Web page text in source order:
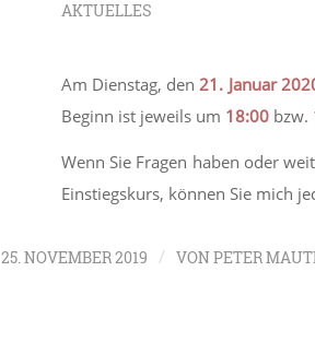
AKTUELLES
Am Dienstag, den21. Januar
Beginn ist jeweils um 18:00 bzw.
Wenn Sie Fragen haben oder
Einstiegskurs, können Sie mich
25. NOVEMBER 2019 / VONPETER